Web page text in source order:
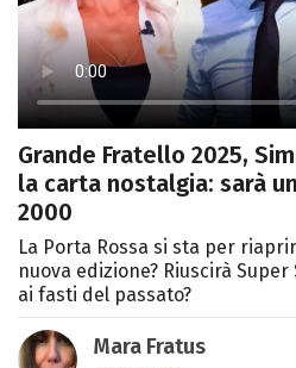
Grande Fratello 2025,
la carta nostalgia: sarà
2000
La Porta Rossa si sta per
nuova edizione? Riuscirà
ai fasti del passato?
Mara Fratus